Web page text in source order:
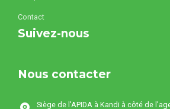
Contact
Suivez-nous
Nous contacter
Siège de l'APIDA à Kandi à côté de